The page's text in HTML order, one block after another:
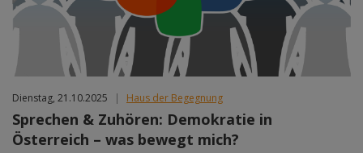
Dienstag, 21.10.2025 | Haus der Begegnung
Sprechen & Zuhören: Demokratie in
Österreich – was bewegt mich?